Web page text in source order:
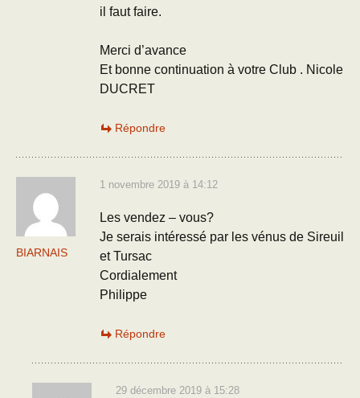
il faut faire.
Merci d’avance
Et bonne continuation à votre Club . Nicole
DUCRET
Répondre
BIARNAIS
1 novembre 2019 à 14:12
Les vendez – vous?
Je serais intéressé par les vénus de Sireuil
et Tursac
Cordialement
Philippe
Répondre
29 décembre 2019 à 15:28